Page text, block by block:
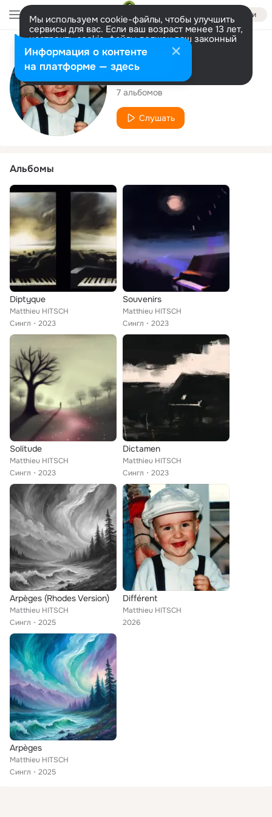
Войти
Мы используем cookie-файлы, чтобы улучшить
сервисы для вас. Если ваш возраст менее 13 лет,
настроить cookie-файлы должен ваш законный
представитель. Больше информации
Разрешить все Настроить
Исполнитель
Matthieu HITSCH
7 альбомов
Слушать
Альбомы
Diptyque
Matthieu HITSCH
Сингл
2023
Souvenirs
Matthieu HITSCH
Сингл
2023
Solitude
Matthieu HITSCH
Сингл
2023
Dictamen
Matthieu HITSCH
Сингл
2023
Arpèges (Rhodes Version)
Matthieu HITSCH
Сингл
2025
Différent
Matthieu HITSCH
2026
Arpèges
Matthieu HITSCH
Сингл
2025
Информация о контенте
на платформе — здесь